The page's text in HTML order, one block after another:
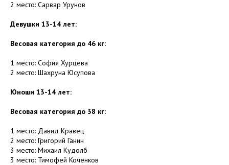
2 место: Сарвар Урунов
Девушки 13-14 лет:
Весовая категория до 46 кг:
1 место: София Хурцева
2 место: Шахруна Юсупова
Юноши 13-14 лет:
Весовая категория до 38 кг:
1 место: Давид Кравец
2 место: Григорий Ганин
3 место: Михаил Кудолб
3 место: Тимофей Коченков